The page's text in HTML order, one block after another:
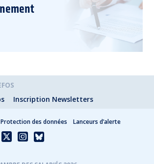
Inscription Newsletters
Protection des données Lanceurs d’alerte